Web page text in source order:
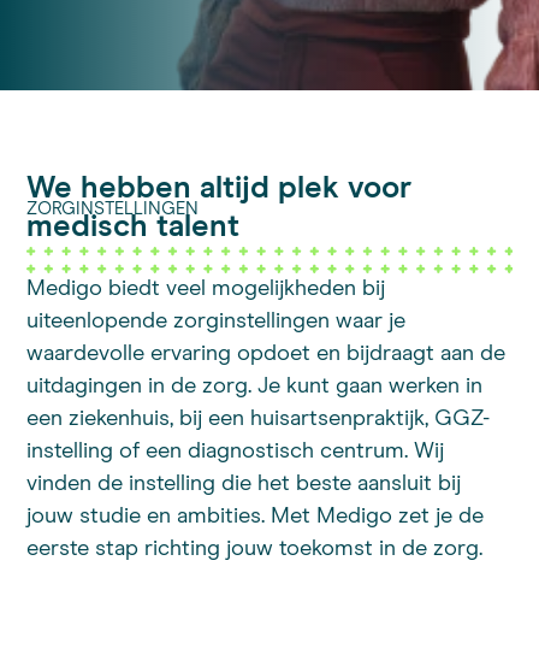
ZORGINSTELLINGEN
We hebben altijd plek voor
medisch talent
Medigo biedt veel mogelijkheden bij
uiteenlopende zorginstellingen waar je
waardevolle ervaring opdoet en bijdraagt aan de
uitdagingen in de zorg. Je kunt gaan werken in
een ziekenhuis, bij een huisartsenpraktijk, GGZ-
instelling of een diagnostisch centrum. Wij
vinden de instelling die het beste aansluit bij
jouw studie en ambities. Met Medigo zet je de
eerste stap richting jouw toekomst in de zorg.